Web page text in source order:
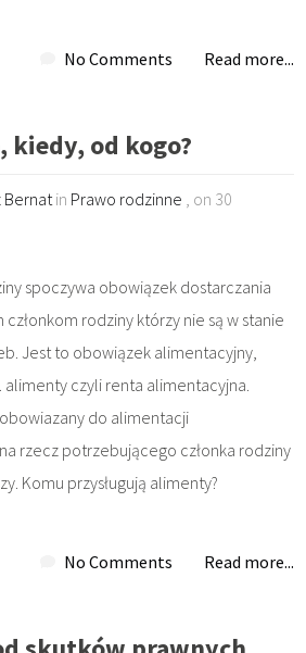
No Comments Read more...
od kogo?
Bernatin Prawo rodzinne , on 30
spoczywa obowiązek dostarczania
rodziny którzy nie są w stanie
Jest to obowiązek alimentacyjny,
czyli renta alimentacyjna.
do alimentacji
rzecz potrzebującego członka rodziny
Komu przysługują alimenty?
No Comments Read more...